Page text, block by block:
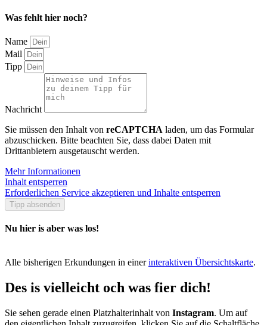
Was fehlt hier noch?
Name
Mail
Tipp
Nachricht
Sie müssen den Inhalt von reCAPTCHA laden, um das Formular
abzuschicken. Bitte beachten Sie, dass dabei Daten mit
Drittanbietern ausgetauscht werden.
Mehr Informationen
Inhalt entsperren
Erforderlichen Service akzeptieren und Inhalte entsperren
Tipp absenden
Nu hier is aber was los!
Alle bisherigen Erkundungen in einerinteraktiven Übersichtskarte.
Des is vielleicht och was fier dich!
Sie sehen gerade einen Platzhalterinhalt von Instagram. Um auf